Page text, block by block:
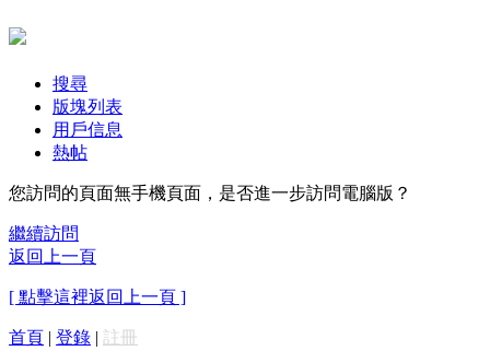
搜尋
版塊列表
用戶信息
熱帖
您訪問的頁面無手機頁面，是否進一步訪問電腦版？
繼續訪問
返回上一頁
[ 點擊這裡返回上一頁 ]
首頁 | 登錄 | 註冊